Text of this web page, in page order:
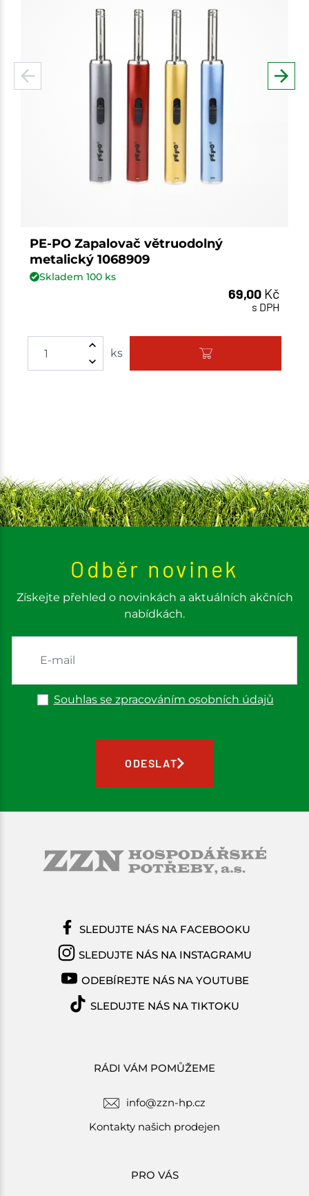
PE-PO Zapalovač větruodolný
metalický 1068909
Skladem 100ks
69,00 Kč
s DPH
ks
Odběr novinek
Získejte přehled o novinkách a aktuálních akčních
nabídkách.
Souhlas se zpracováním osobních údajů
ODESLAT
RÁDI VÁM POMŮŽEME
info@zzn-hp.cz
Kontakty našich prodejen
PRO VÁS
SLEDUJTE NÁS NA FACEBOOKU
SLEDUJTE NÁS NA INSTAGRAMU
ODEBÍREJTE NÁS NA YOUTUBE
SLEDUJTE NÁS NA TIKTOKU